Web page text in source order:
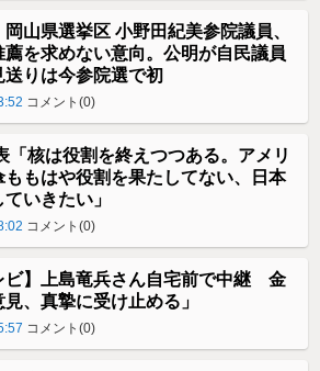
岡山県選挙区 小野田紀美参院議員、
薦を求めない意向。公明が自民議員
送りは今参院選で初
コメント(0)
「核は役割を終えつつある。アメリ
ももはや役割を果たしてない、日本
いきたい」
コメント(0)
ビ】上島竜兵さん自宅前で中継 金
、真摯に受け止める」
コメント(0)